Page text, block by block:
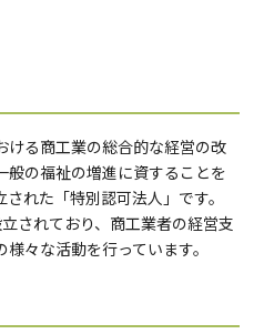
ける商工業の総合的な経営の改
の福祉の増進に資することを
れた「特別認可法人」です。
されており、商工業者の経営支
々な活動を行っています。